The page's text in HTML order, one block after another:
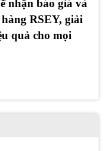
nhận báo giá và
RSEY, giải
quả cho mọi